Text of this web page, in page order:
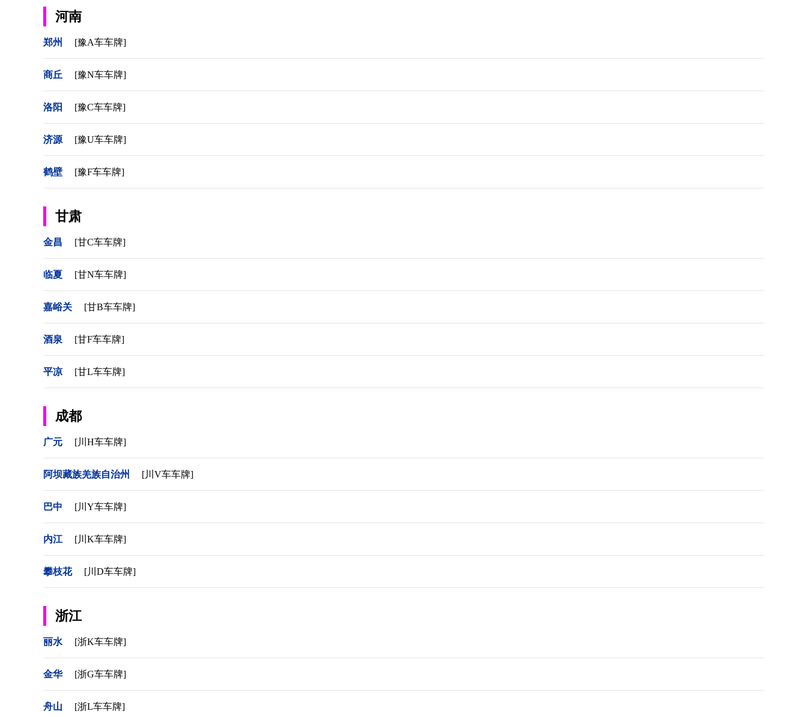
河南
郑州 [豫A车车牌]
商丘 [豫N车车牌]
洛阳 [豫C车车牌]
济源 [豫U车车牌]
鹤壁 [豫F车车牌]
甘肃
金昌 [甘C车车牌]
临夏 [甘N车车牌]
嘉峪关 [甘B车车牌]
酒泉 [甘F车车牌]
平凉 [甘L车车牌]
成都
广元 [川H车车牌]
阿坝藏族羌族自治州 [川V车车牌]
巴中 [川Y车车牌]
内江 [川K车车牌]
攀枝花 [川D车车牌]
浙江
丽水 [浙K车车牌]
金华 [浙G车车牌]
舟山 [浙L车车牌]